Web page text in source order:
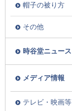
帽子の被り方
その他
時谷堂ニュース
メディア情報
テレビ・映画等